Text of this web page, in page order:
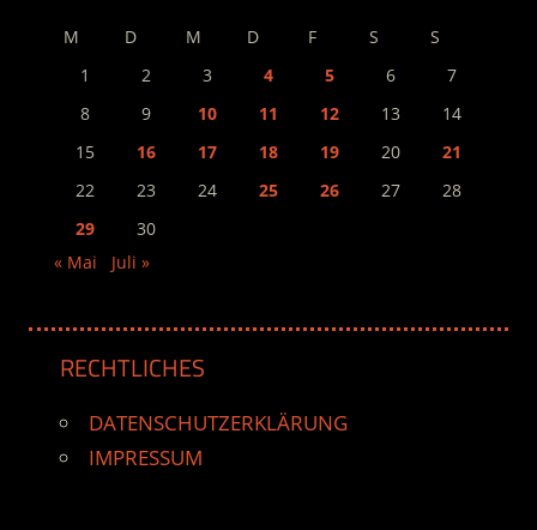
M D M D F S
S
1
2 3 4 5 6
7
8
9 10 11 12 13
14
15
16 17 18 19 20
21
22
23 24 25 26 27
28
29
30
« Mai
Juli »
RECHTLICHES
DATENSCHUTZERKLÄRUNG
IMPRESSUM